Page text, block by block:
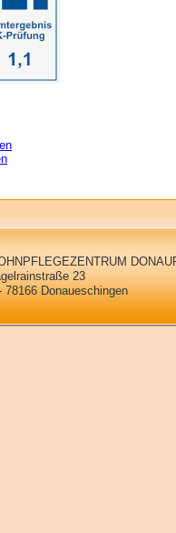
23
78166 Donaueschingen